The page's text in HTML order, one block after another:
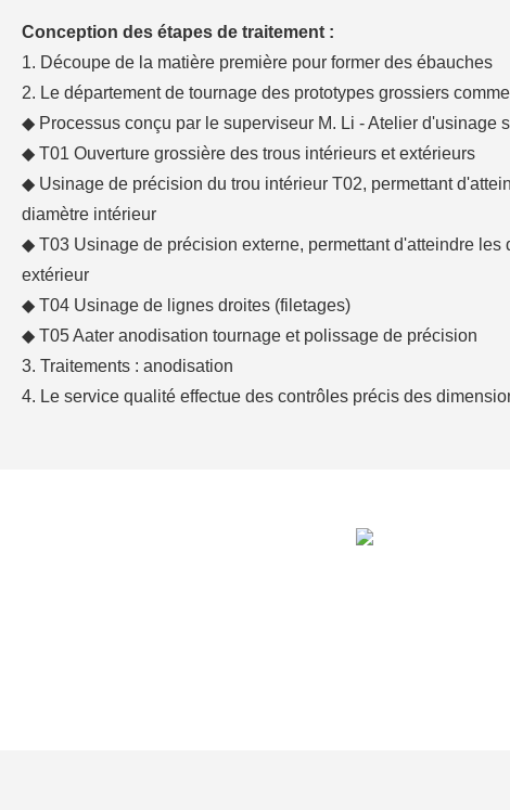
Conception des étapes de traitement :
1. Découpe de la matière première pour former des ébauches
2. Le département de tournage des prototypes grossiers
◆ Processus conçu par le superviseur M. Li - Atelier d'usinage
◆ T01 Ouverture grossière des trous intérieurs et extérieurs
◆ Usinage de précision du trou intérieur T02, permettant
diamètre intérieur
◆ T03 Usinage de précision externe, permettant d'atteindre les
extérieur
◆ T04 Usinage de lignes droites (filetages)
◆ T05 Aater anodisation tournage et polissage de précision
3. Traitements : anodisation
4. Le service qualité effectue des contrôles précis des